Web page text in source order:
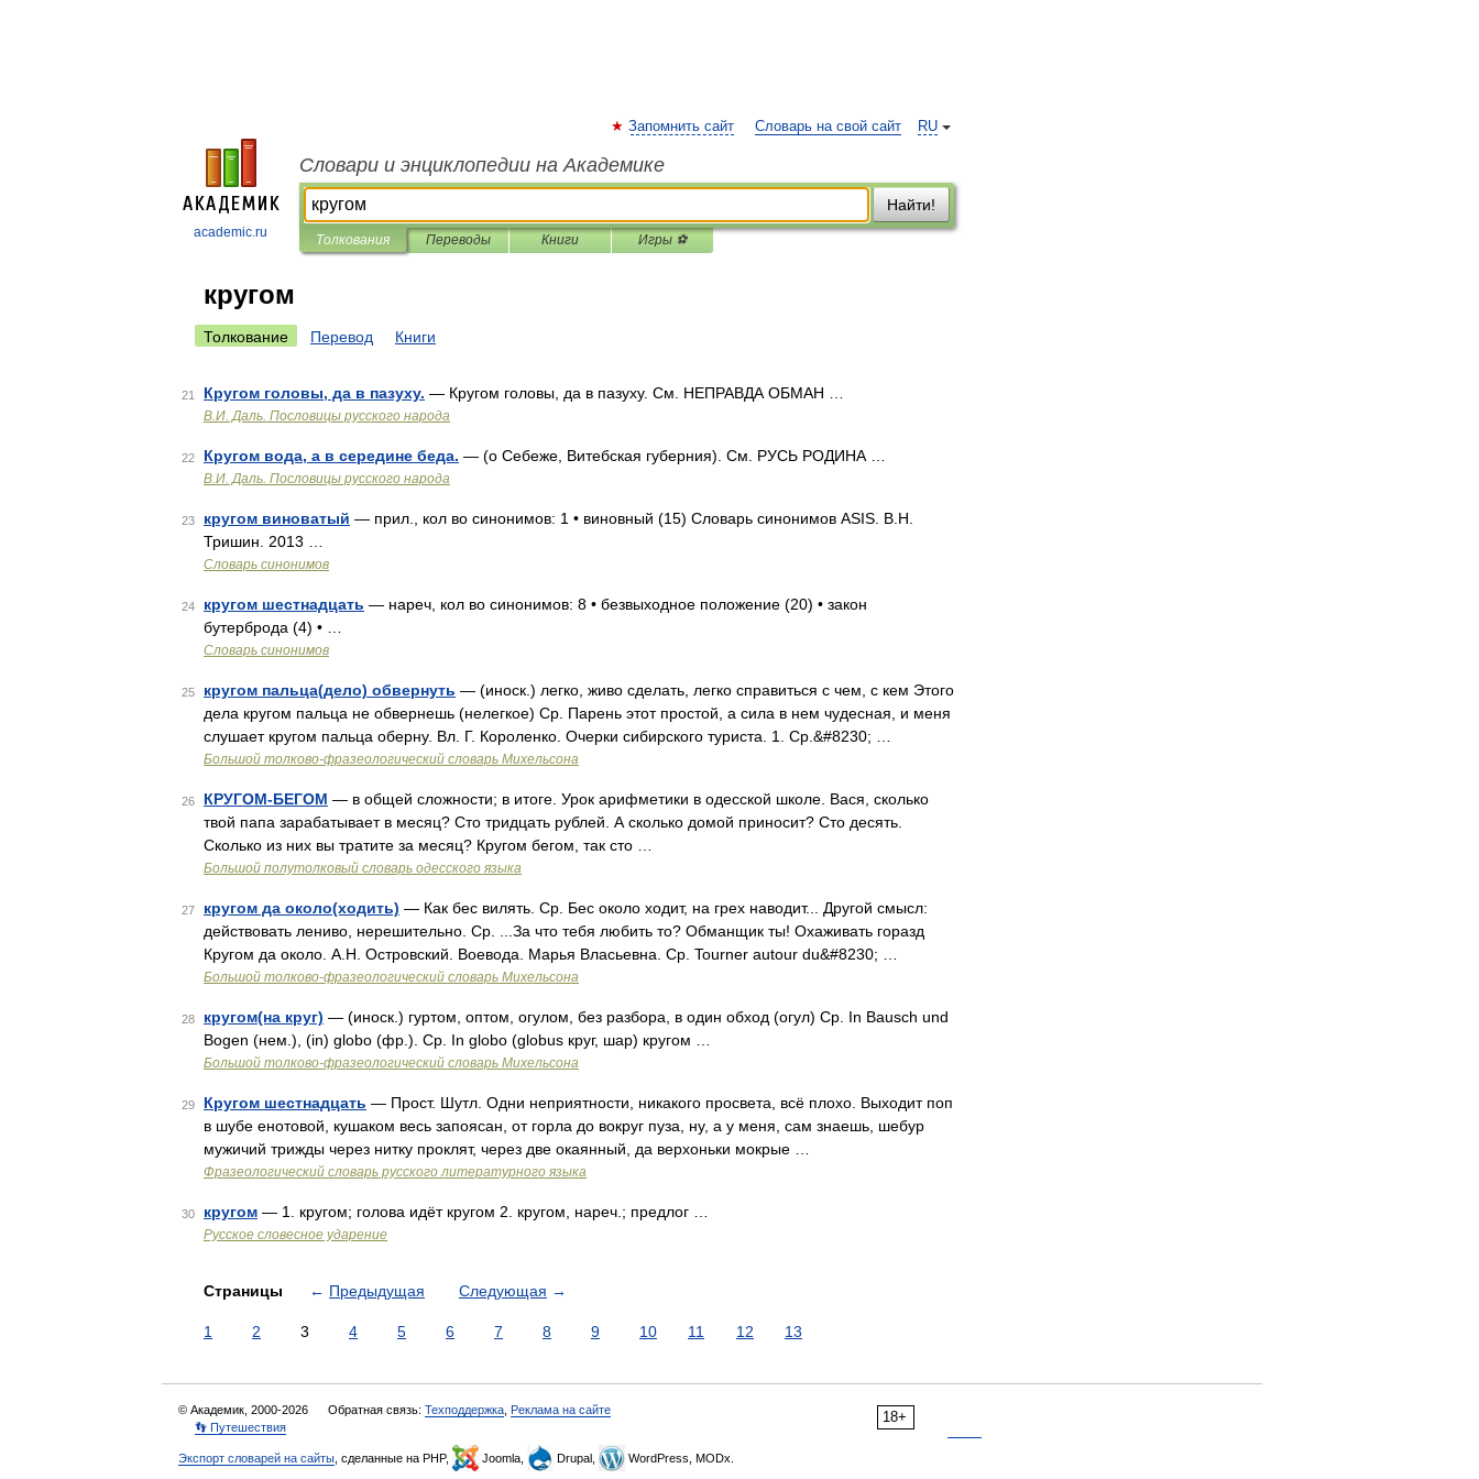
academic.ru
RU
Запомнить сайт Словарь на свой сайт
Словари и энциклопедии на Академике
Найти!
Толкования Переводы Книги Игры ⚽
кругом
Толкование Перевод Книги
21 Кругом головы, да в пазуху. — Кругом головы, да в пазуху. См. НЕПРАВДА ОБМАН …
В.И. Даль. Пословицы русского народа
22 Кругом вода, а в середине беда. — (о Себеже, Витебская губерния). См. РУСЬ РОДИНА …
В.И. Даль. Пословицы русского народа
23 кругом виноватый — прил., кол во синонимов: 1 • виновный (15) Словарь синонимов ASIS. В.Н.
Тришин. 2013 …
Словарь синонимов
24 кругом шестнадцать — нареч, кол во синонимов: 8 • безвыходное положение (20) • закон
бутерброда (4) • …
Словарь синонимов
25 кругом пальца(дело) обвернуть — (иноск.) легко, живо сделать, легко справиться с чем, с кем Этого
дела кругом пальца не обвернешь (нелегкое) Ср. Парень этот простой, а сила в нем чудесная, и меня
слушает кругом пальца оберну. Вл. Г. Короленко. Очерки сибирского туриста. 1. Ср.&#8230; …
Большой толково-фразеологический словарь Михельсона
26 КРУГОМ-БЕГОМ — в общей сложности; в итоге. Урок арифметики в одесской школе. Вася, сколько
твой папа зарабатывает в месяц? Сто тридцать рублей. А сколько домой приносит? Сто десять.
Сколько из них вы тратите за месяц? Кругом бегом, так сто …
Большой полутолковый словарь одесского языка
27 кругом да около(ходить) — Как бес вилять. Ср. Бес около ходит, на грех наводит... Другой смысл:
действовать лениво, нерешительно. Ср. ...За что тебя любить то? Обманщик ты! Охаживать горазд
Кругом да около. А.Н. Островский. Воевода. Марья Власьевна. Ср. Tourner autour du&#8230; …
Большой толково-фразеологический словарь Михельсона
28 кругом(на круг) — (иноск.) гуртом, оптом, огулом, без разбора, в один обход (огул) Ср. In Bausch und
Bogen (нем.), (in) globo (фр.). Ср. In globo (globus круг, шар) кругом …
Большой толково-фразеологический словарь Михельсона
29 Кругом шестнадцать — Прост. Шутл. Одни неприятности, никакого просвета, всё плохо. Выходит поп
в шубе енотовой, кушаком весь запоясан, от горла до вокруг пуза, ну, а у меня, сам знаешь, шебур
мужичий трижды через нитку проклят, через две окаянный, да верхоньки мокрые …
Фразеологический словарь русского литературного языка
30 кругом — 1. кругом; голова идёт кругом 2. кругом, нареч.; предлог …
Русское словесное ударение
Страницы ← Предыдущая Следующая →
1 2 3 4 5 6 7 8 9 10 11 12 13
18+
© Академик, 2000-2026 Обратная связь: Техподдержка Реклама на сайте
👣 Путешествия
Экспорт словарей на сайты , сделанные на PHP, Joomla, Drupal, WordPress, MODx.